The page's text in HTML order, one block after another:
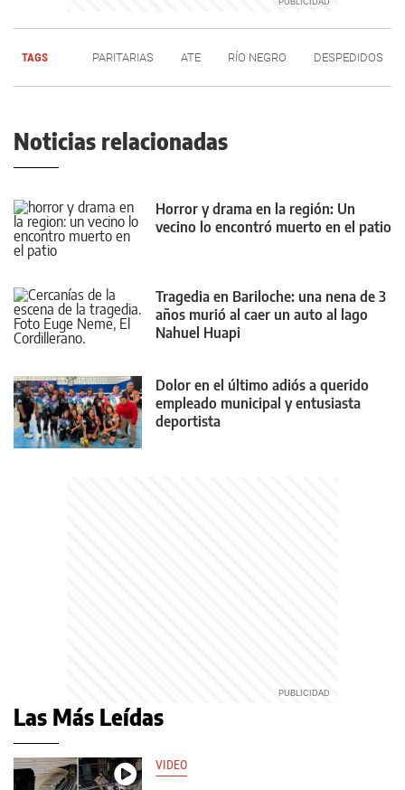
TAGS PARITARIAS ATE RÍO NEGRO DESPEDIDOS
Noticias relacionadas
Horror y drama en la región: Un
vecino lo encontró muerto en el patio
Tragedia en Bariloche: una nena de 3
años murió al caer un auto al lago
Nahuel Huapi
Dolor en el último adiós a querido
empleado municipal y entusiasta
deportista
Las Más Leídas
VIDEO